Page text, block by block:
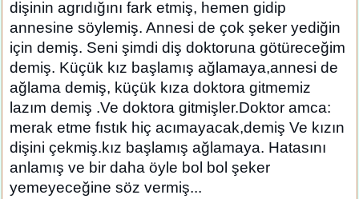
dişinin agrıdığını fark etmiş, hemen gidip
annesine söylemiş. Annesi de çok şeker yediğin
için demiş. Seni şimdi diş doktoruna götüreceğim
demiş. Küçük kız başlamış ağlamaya,annesi de
ağlama demiş, küçük kıza doktora gitmemiz
lazım demiş .Ve doktora gitmişler.Doktor amca:
merak etme fıstık hiç acımayacak,demiş Ve kızın
dişini çekmiş.kız başlamış ağlamaya. Hatasını
anlamış ve bir daha öyle bol bol şeker
yemeyeceğine söz vermiş...